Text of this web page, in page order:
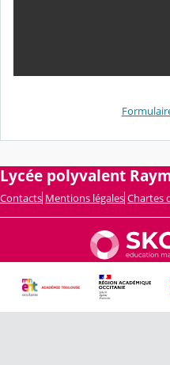
Lycée polyvalent
Contacts Mentions légales Chartes